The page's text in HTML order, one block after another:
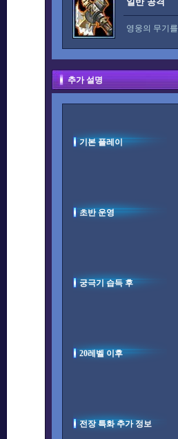
영웅의 무기
추가 설명
기본 플레이
초반 운영
궁극기 습득 후
20레벨 이후
전장 특화 추가 정보